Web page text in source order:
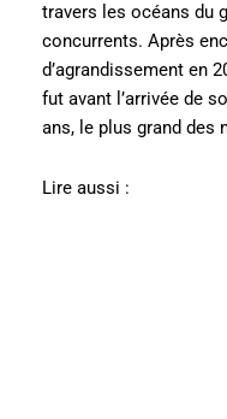
travers les océans du
concurrents. Après
d’agrandissement en
fut avant l’arrivée de
ans, le plus grand des
Lire aussi :